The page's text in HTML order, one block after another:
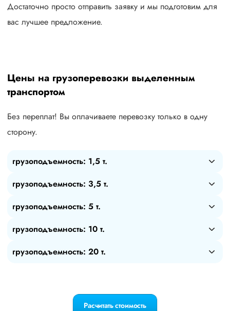
Достаточно просто отправить заявку и мы подготовим для
вас лучшее предложение.
Цены на грузоперевозки выделенным
транспортом
Без переплат! Вы оплачиваете перевозку только в одну
сторону.
грузоподъемность: 1,5 т.
грузоподъемность: 3,5 т.
грузоподъемность: 5 т.
грузоподъемность: 10 т.
грузоподъемность: 20 т.
Расчитать стоимость